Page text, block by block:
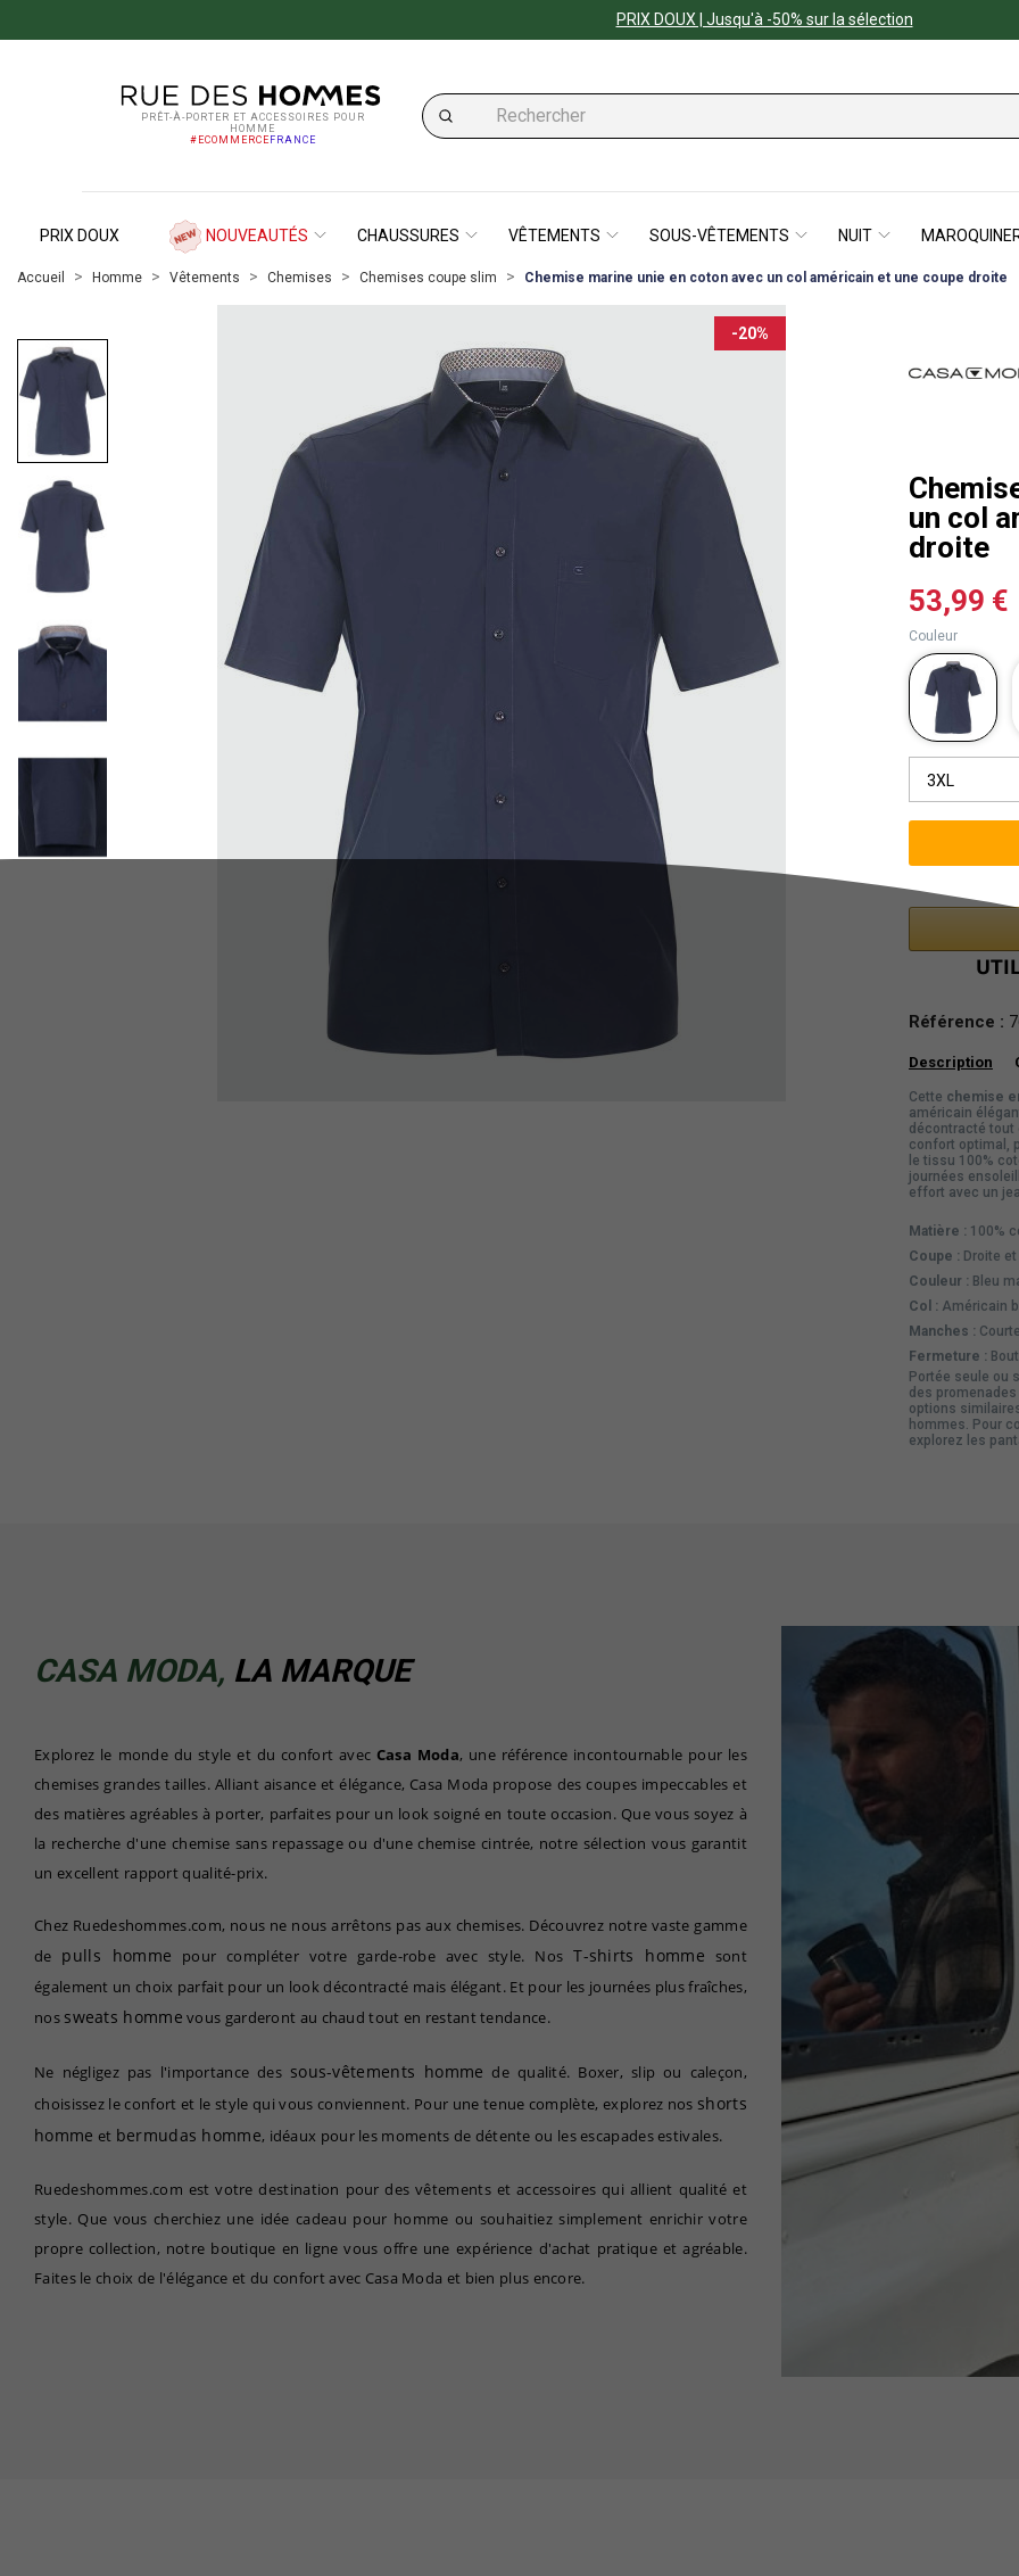
PRIX DOUX | Jusqu'à -50% sur la sélection
PRÊT-À-PORTER ET ACCESSOIRES POUR
HOMME
#ECOMMERCE FRANCE
PRIX DOUX NOUVEAUTÉS CHAUSSURES VÊTEMENTS SOUS-VÊTEMENTS NUIT
Accueil Homme Vêtements Chemises Chemises coupe slim Chemise marine unie en coton avec un col américain et une coupe droite
-20%
un col
droite
53,99 €
Couleur
3XL
Référence :
Description
Cette chemise
américain
décontracté tout
confort optimal,
le tissu 100%
journées
effort avec un
Matière :100%
Coupe :Droite et
Couleur :Bleu
Col :Américain
Manches :
Fermeture :
Portée seule ou
des
options
hommes. Pour
explorez les
CASA MODA, LA MARQUE
Explorez le monde du style et du confort avec Casa Moda, une référence incontournable pour les
chemises grandes tailles. Alliant aisance et élégance, Casa Moda propose des coupes impeccables et
des matières agréables à porter, parfaites pour un look soigné en toute occasion. Que vous soyez à
la recherche d'une chemise sans repassage ou d'une chemise cintrée, notre sélection vous garantit
un excellent rapport qualité-prix.
Chez Ruedeshommes.com, nous ne nous arrêtons pas aux chemises. Découvrez notre vaste gamme
de pulls homme pour compléter votre garde-robe avec style. NosT-shirts homme sont
également un choix parfait pour un look décontracté mais élégant. Et pour les journées plus fraîches,
nos sweats homme vous garderont au chaud tout en restant tendance.
Ne négligez pas l'importance des sous-vêtements homme de qualité. Boxer, slip ou caleçon,
choisissez le confort et le style qui vous conviennent. Pour une tenue complète, explorez nos shorts
homme et bermudas homme, idéaux pour les moments de détente ou les escapades estivales.
Ruedeshommes.com est votre destination pour des vêtements et accessoires qui allient qualité et
style. Que vous cherchiez une idée cadeau pour homme ou souhaitiez simplement enrichir votre
propre collection, notre boutique en ligne vous offre une expérience d'achat pratique et agréable.
Faites le choix de l'élégance et du confort avec Casa Moda et bien plus encore.